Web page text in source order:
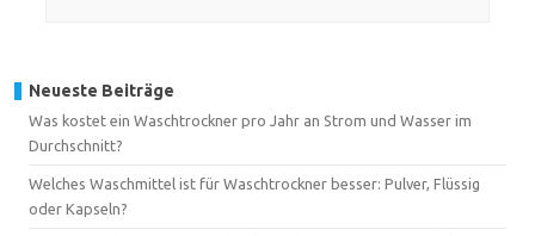
Neueste Beiträge
Was kostet ein Waschtrockner pro Jahr an Strom und Wasser im
Durchschnitt?
Welches Waschmittel ist für Waschtrockner besser: Pulver, Flüssig
oder Kapseln?